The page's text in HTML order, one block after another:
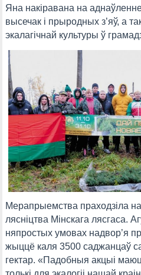
Яна накіравана на
высечак і прыродных з’яў, а
экалагічнай культуры ў
Мерапрыемства праходзіла
лясніцтва Мінскага лясгаса.
няпростых умовах надвор’я
жыццё каля 3500 саджанцаў
гектар. «Падобныя акцыі